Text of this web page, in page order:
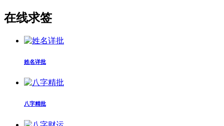
在线求签
姓名详批
八字精批